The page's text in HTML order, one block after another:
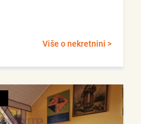
Više o nekretnini >